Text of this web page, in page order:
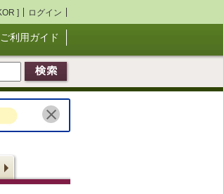
] ログイン
ご利用ガイド